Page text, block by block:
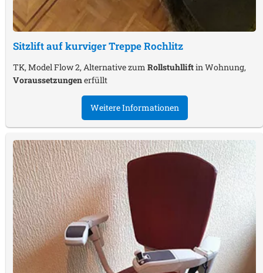
Sitzlift auf kurviger TreppeRochlitz
TK, Model Flow 2, Alternative zum Rollstuhlliftin Wohnung,
Voraussetzungenerfüllt
Weitere Informationen